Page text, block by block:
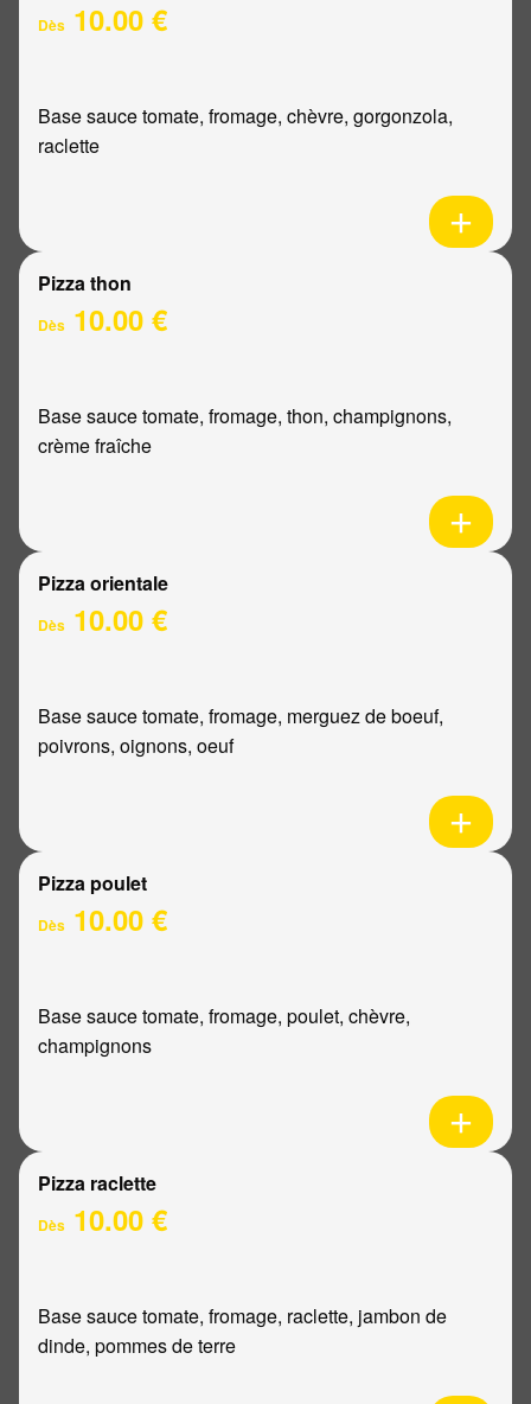
Dès 10.00 €
Base sauce tomate, fromage, chèvre, gorgonzola,
raclette
Pizza thon
Dès 10.00 €
Base sauce tomate, fromage, thon, champignons,
crème fraîche
Pizza orientale
Dès 10.00 €
Base sauce tomate, fromage, merguez de boeuf,
poivrons, oignons, oeuf
Pizza poulet
Dès 10.00 €
Base sauce tomate, fromage, poulet, chèvre,
champignons
Pizza raclette
Dès 10.00 €
Base sauce tomate, fromage, raclette, jambon de
dinde, pommes de terre